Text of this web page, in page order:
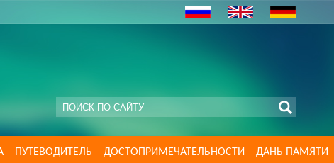
ПУТЕВОДИТЕЛЬ ДОСТОПРИМЕЧАТЕЛЬНОСТИ ДАНЬ ПАМЯТИ